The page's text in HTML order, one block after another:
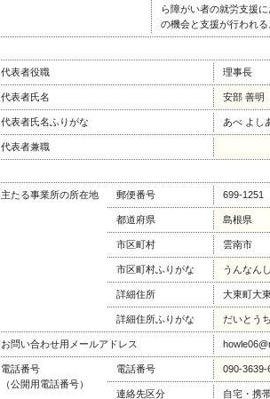
ら障がい者の就労支援
の機会と支援が行われる
代表者役職 理事長
代表者氏名 安部 善明
代表者氏名ふりがな あべ よし
代表者兼職
主たる事業所の所在地 郵便番号 699-1251
都道府県 島根県
市区町村 雲南市
市区町村ふりがな うんなんし
詳細住所 大東町大
詳細住所ふりがな だいとう
お問い合わせ用メールアドレス
電話番号
（公開用電話番号）
電話番号 090-3639-
連絡先区分 自宅・携